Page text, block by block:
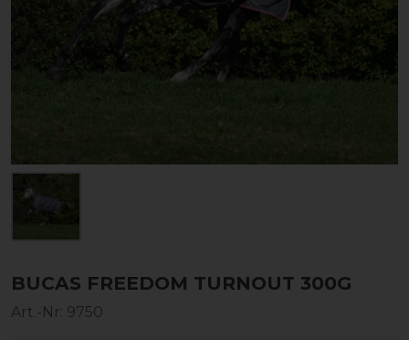
BUCAS FREEDOM TURNOUT 300G
Art.-Nr: 9750